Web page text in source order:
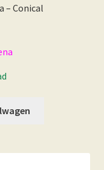
– Conical